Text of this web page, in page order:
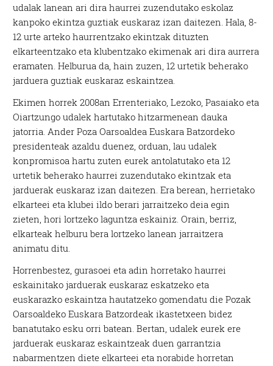
udalak lanean ari dira haurrei zuzendutako eskolaz
kanpoko ekintza guztiak euskaraz izan daitezen. Hala, 8-
12 urte arteko haurrentzako ekintzak dituzten
elkarteentzako eta klubentzako ekimenak ari dira aurrera
eramaten. Helburua da, hain zuzen, 12 urtetik beherako
jarduera guztiak euskaraz eskaintzea.
Ekimen horrek 2008an Errenteriako, Lezoko, Pasaiako eta
Oiartzungo udalek hartutako hitzarmenean dauka
jatorria. Ander Poza Oarsoaldea Euskara Batzordeko
presidenteak azaldu duenez, orduan, lau udalek
konpromisoa hartu zuten eurek antolatutako eta 12
urtetik beherako haurrei zuzendutako ekintzak eta
jarduerak euskaraz izan daitezen. Era berean, herrietako
elkarteei eta klubei ildo berari jarraitzeko deia egin
zieten, hori lortzeko laguntza eskainiz. Orain, berriz,
elkarteak helburu bera lortzeko lanean jarraitzera
animatu ditu.
Horrenbestez, gurasoei eta adin horretako haurrei
eskainitako jarduerak euskaraz eskatzeko eta
euskarazko eskaintza hautatzeko gomendatu die Pozak
Oarsoaldeko Euskara Batzordeak ikastetxeen bidez
banatutako esku orri batean. Bertan, udalek eurek ere
jarduerak euskaraz eskaintzeak duen garrantzia
nabarmentzen diete elkarteei eta norabide horretan